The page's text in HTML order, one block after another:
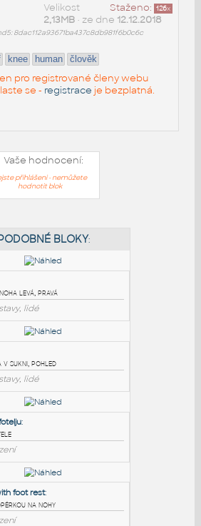
Staženo: 126x
Velikost
2,13MB• ze dne 12.12.2018
8dac112a93671ba437c8db981f6b0c6c
knee human člověk
pro registrované členy webu
se - registrace je bezplatná.
Vaše hodnocení:
přihlášeni - nemůžete
hodnotit blok
PODOBNÉ BLOKY
:
- noha levá, pravá
Postavy, lidé
žena v sukni, pohled
Postavy, lidé